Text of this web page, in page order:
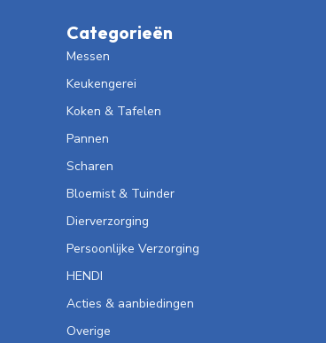
Categorieën
Messen
Keukengerei
Koken & Tafelen
Pannen
Scharen
Bloemist & Tuinder
Dierverzorging
Persoonlijke Verzorging
HENDI
Acties & aanbiedingen
Overige